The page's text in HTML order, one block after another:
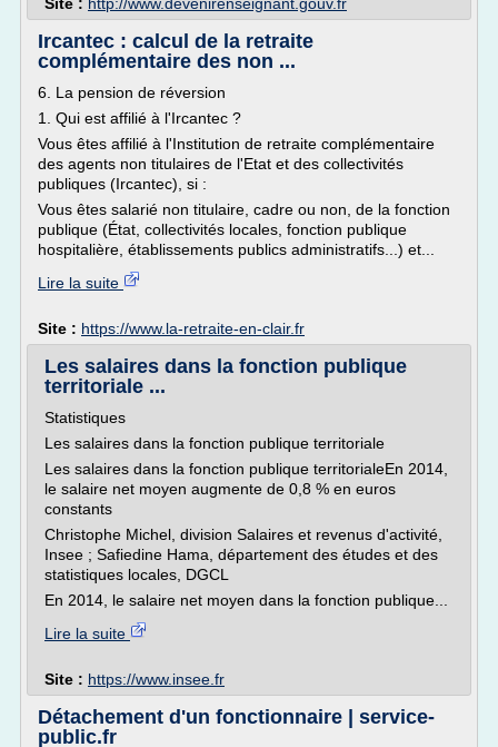
Ircantec : calcul de la retraite
complémentaire des non ...
6. La pension de réversion
1. Qui est affilié à l'Ircantec ?
Vous êtes affilié à l'Institution de retraite complémentaire
des agents non titulaires de l'Etat et des collectivités
publiques (Ircantec), si :
Vous êtes salarié non titulaire, cadre ou non, de la fonction
publique (État, collectivités locales, fonction publique
hospitalière, établissements publics administratifs...) et...
Lire la suite
Site : https://www.la-retraite-en-clair.fr
Les salaires dans la fonction publique
territoriale ...
Statistiques
Les salaires dans la fonction publique territoriale
Les salaires dans la fonction publique territorialeEn 2014,
le salaire net moyen augmente de 0,8 % en euros
constants
Christophe Michel, division Salaires et revenus d'activité,
Insee ; Safiedine Hama, département des études et des
statistiques locales, DGCL
En 2014, le salaire net moyen dans la fonction publique...
Lire la suite
Site : https://www.insee.fr
Détachement d'un fonctionnaire | service-
public.fr